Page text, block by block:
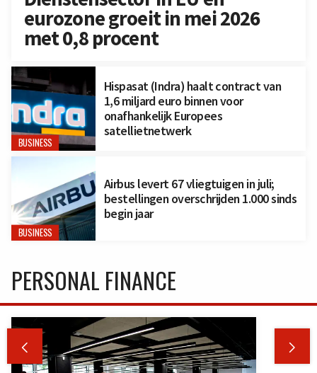
eurozone groeit in mei 2026
met 0,8 procent
BUSINESS
Hispasat (Indra) haalt contract van
1,6 miljard euro binnen voor
onafhankelijk Europees
satellietnetwerk
BUSINESS
Airbus levert 67 vliegtuigen in juli;
bestellingen overschrijden 1.000 sinds
begin jaar
PERSONAL FINANCE
 